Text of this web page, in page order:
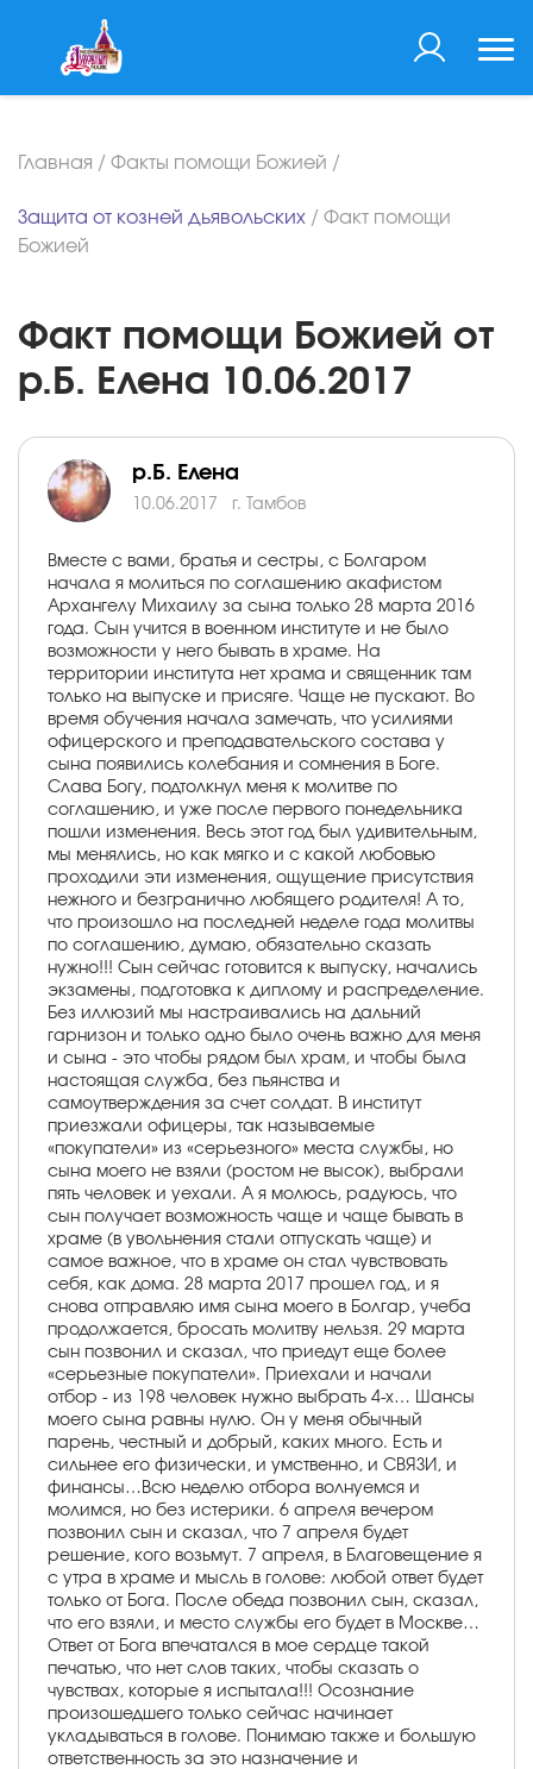
Главная / Факты помощи Божией /
Защита от козней дьявольских / Факт помощи
Божией
Факт помощи Божией от
р.Б. Елена 10.06.2017
р.Б. Елена
10.06.2017 г. Тамбов
Вместе с вами, братья и сестры, с Болгаром
начала я молиться по соглашению акафистом
Архангелу Михаилу за сына только 28 марта 2016
года. Сын учится в военном институте и не было
возможности у него бывать в храме. На
территории института нет храма и священник там
только на выпуске и присяге. Чаще не пускают. Во
время обучения начала замечать, что усилиями
офицерского и преподавательского состава у
сына появились колебания и сомнения в Боге.
Слава Богу, подтолкнул меня к молитве по
соглашению, и уже после первого понедельника
пошли изменения. Весь этот год был удивительным,
мы менялись, но как мягко и с какой любовью
проходили эти изменения, ощущение присутствия
нежного и безгранично любящего родителя! А то,
что произошло на последней неделе года молитвы
по соглашению, думаю, обязательно сказать
нужно!!! Сын сейчас готовится к выпуску, начались
экзамены, подготовка к диплому и распределение.
Без иллюзий мы настраивались на дальний
гарнизон и только одно было очень важно для меня
и сына - это чтобы рядом был храм, и чтобы была
настоящая служба, без пьянства и
самоутверждения за счет солдат. В институт
приезжали офицеры, так называемые
«покупатели» из «серьезного» места службы, но
сына моего не взяли (ростом не высок), выбрали
пять человек и уехали. А я молюсь, радуюсь, что
сын получает возможность чаще и чаще бывать в
храме (в увольнения стали отпускать чаще) и
самое важное, что в храме он стал чувствовать
себя, как дома. 28 марта 2017 прошел год, и я
снова отправляю имя сына моего в Болгар, учеба
продолжается, бросать молитву нельзя. 29 марта
сын позвонил и сказал, что приедут еще более
«серьезные покупатели». Приехали и начали
отбор - из 198 человек нужно выбрать 4-х… Шансы
моего сына равны нулю. Он у меня обычный
парень, честный и добрый, каких много. Есть и
сильнее его физически, и умственно, и СВЯЗИ, и
финансы…Всю неделю отбора волнуемся и
молимся, но без истерики. 6 апреля вечером
позвонил сын и сказал, что 7 апреля будет
решение, кого возьмут. 7 апреля, в Благовещение я
с утра в храме и мысль в голове: любой ответ будет
только от Бога. После обеда позвонил сын, сказал,
что его взяли, и место службы его будет в Москве…
Ответ от Бога впечатался в мое сердце такой
печатью, что нет слов таких, чтобы сказать о
чувствах, которые я испытала!!! Осознание
произошедшего только сейчас начинает
укладываться в голове. Понимаю также и большую
ответственность за это назначение и